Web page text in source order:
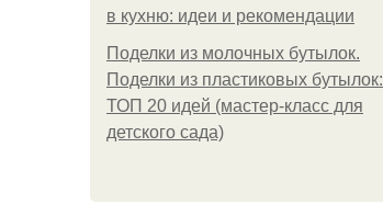
в кухню: идеи и рекомендации
Поделки из молочных бутылок.
Поделки из пластиковых бутылок:
ТОП 20 идей (мастер-класс для
детского сада)